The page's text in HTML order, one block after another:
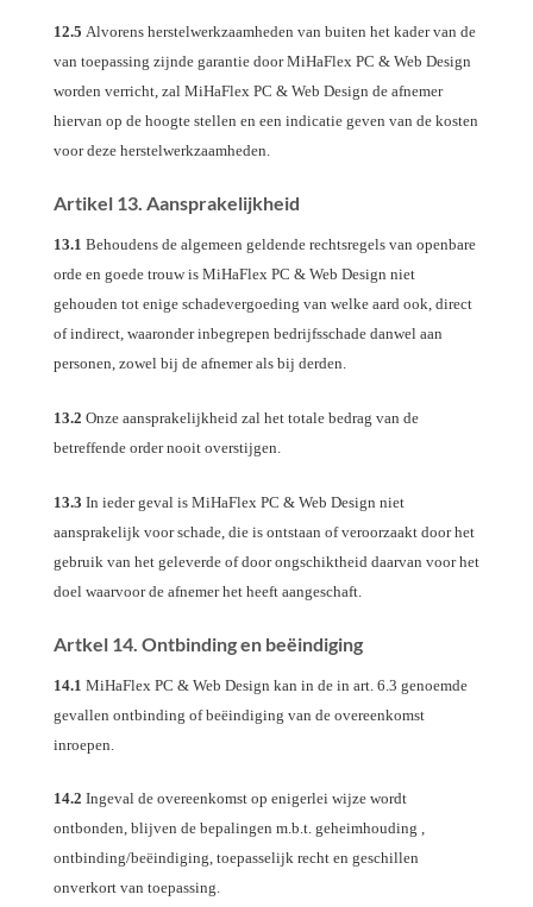
12.5 Alvorens herstelwerkzaamheden van buiten het kader van de
van toepassing zijnde garantie door MiHaFlex PC & Web Design
worden verricht, zal MiHaFlex PC & Web Design de afnemer
hiervan op de hoogte stellen en een indicatie geven van de kosten
voor deze herstelwerkzaamheden.
Artikel 13. Aansprakelijkheid
13.1 Behoudens de algemeen geldende rechtsregels van openbare
orde en goede trouw is MiHaFlex PC & Web Design niet
gehouden tot enige schadevergoeding van welke aard ook, direct
of indirect, waaronder inbegrepen bedrijfsschade danwel aan
personen, zowel bij de afnemer als bij derden.
13.2 Onze aansprakelijkheid zal het totale bedrag van de
betreffende order nooit overstijgen.
13.3 In ieder geval is MiHaFlex PC & Web Design niet
aansprakelijk voor schade, die is ontstaan of veroorzaakt door het
gebruik van het geleverde of door ongschiktheid daarvan voor het
doel waarvoor de afnemer het heeft aangeschaft.
Artkel 14. Ontbinding en beëindiging
14.1 MiHaFlex PC & Web Design kan in de in art. 6.3 genoemde
gevallen ontbinding of beëindiging van de overeenkomst
inroepen.
14.2 Ingeval de overeenkomst op enigerlei wijze wordt
ontbonden, blijven de bepalingen m.b.t. geheimhouding ,
ontbinding/beëindiging, toepasselijk recht en geschillen
onverkort van toepassing.